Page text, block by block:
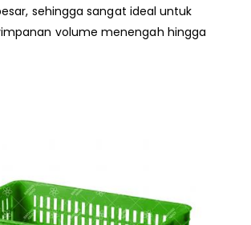
sehingga sangat ideal untuk
volume menengah hingga